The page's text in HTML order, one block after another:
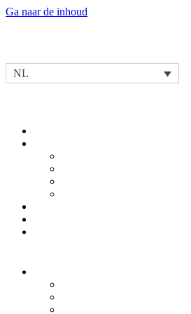
Ga naar de inhoud
NL